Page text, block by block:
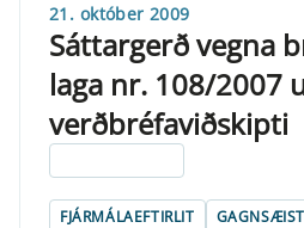
21. október 2009
Sáttargerð vegna
laga nr. 108/2007
verðbréfaviðskipti
FJÁRMÁLAEFTIRLIT